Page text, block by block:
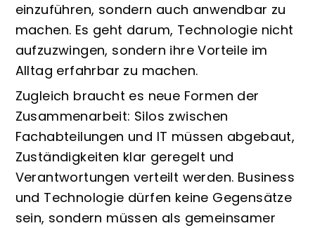
einzuführen, sondern auch anwendbar zu
machen. Es geht darum, Technologie nicht
aufzuzwingen, sondern ihre Vorteile im
Alltag erfahrbar zu machen.
Zugleich braucht es neue Formen der
Zusammenarbeit: Silos zwischen
Fachabteilungen und IT müssen abgebaut,
Zuständigkeiten klar geregelt und
Verantwortungen verteilt werden. Business
und Technologie dürfen keine Gegensätze
sein, sondern müssen als gemeinsamer